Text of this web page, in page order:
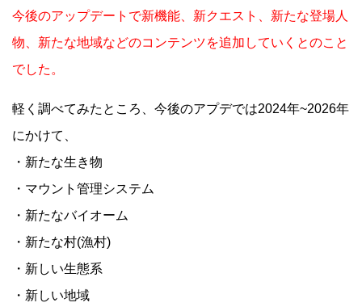
今後のアップデートで新機能、新クエスト、新たな登場人
物、新たな地域などのコンテンツを追加していくとのこと
でした。
軽く調べてみたところ、今後のアプデでは2024年~2026年
にかけて、
・新たな生き物
・マウント管理システム
・新たなバイオーム
・新たな村(漁村)
・新しい生態系
・新しい地域